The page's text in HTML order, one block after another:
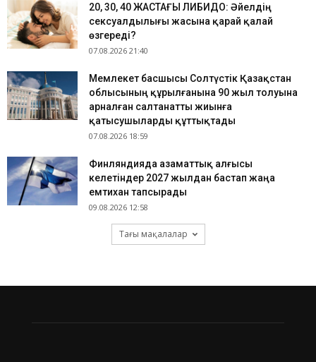
​20, 30, 40 ЖАСТАҒЫ ЛИБИДО: Әйелдің
сексуалдылығы жасына қарай қалай
өзгереді?
07.08.2026 21:40
Мемлекет басшысы Солтүстік Қазақстан
облысының құрылғанына 90 жыл толуына
арналған салтанатты жиынға
қатысушыларды құттықтады
07.08.2026 18:59
Финляндияда азаматтық алғысы
келетіндер 2027 жылдан бастап жаңа
емтихан тапсырады
09.08.2026 12:58
Тағы мақалалар